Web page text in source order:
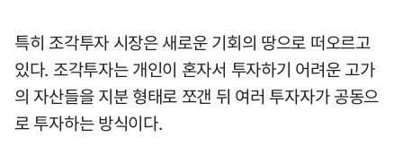
특히 조각투자 시장은 새로운 기회의 땅으로 떠오르고
있다. 조각투자는 개인이 혼자서 투자하기 어려운 고가
의 자산들을 지분 형태로 쪼갠 뒤 여러 투자자가 공동으
로 투자하는 방식이다.